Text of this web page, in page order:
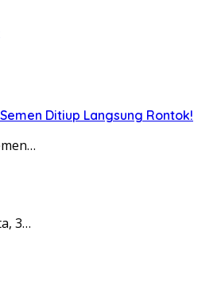
Ditiup Langsung Rontok!
3…